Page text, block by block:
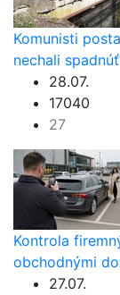
Komunisti
nechali
28.07.
17040
27
Kontrola
obchodnými
27.07.